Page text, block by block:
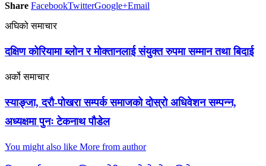
Share FacebookTwitterGoogle+Email
अघिको समाचार
दक्षिण कोरियामा ब्लाेन र मोक्तानलाई संयुक्त रुपमा सम्मान तथा बिदाई
अर्को समाचार
स्याङ्जा, दरौ-पोखरा सम्पर्क समाजको दोस्रो अधिवेशन सम्पन्न,
अध्यक्षमा पुनः टेकनाथ पौडेल
You might also like More from author